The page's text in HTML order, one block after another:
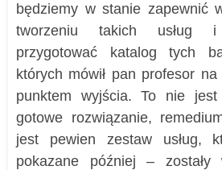
będziemy w stanie zapewnić
tworzeniu takich usług
przygotować katalog tych
których mówił pan profesor
punktem wyjścia. To nie
gotowe rozwiązanie,
jest pewien zestaw usług,
pokazane później –